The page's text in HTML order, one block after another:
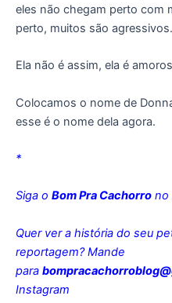
eles não chegam perto
perto, muitos são agressivos.
Ela não é assim, ela é
Colocamos o nome de
esse é o nome dela agora.
*
Siga o Bom Pra Cachorro no
Quer ver a história do seu
reportagem? Mande
para
Instagram